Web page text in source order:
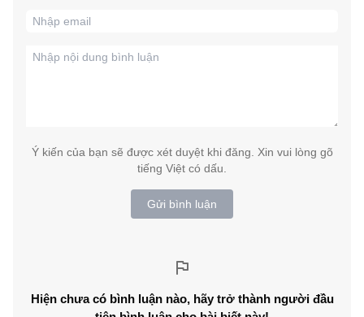
Ý kiến của bạn sẽ được xét duyệt khi đăng. Xin vui lòng gõ
tiếng Việt có dấu.
Gửi bình luận
Hiện chưa có bình luận nào, hãy trở thành người đầu